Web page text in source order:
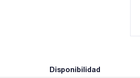
Disponibilidad